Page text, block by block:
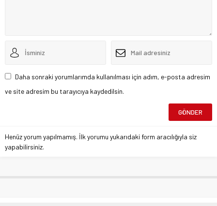
Daha sonraki yorumlarımda kullanılması için adım, e-posta adresim
ve site adresim bu tarayıcıya kaydedilsin.
Henüz yorum yapılmamış. İlk yorumu yukarıdaki form aracılığıyla siz
yapabilirsiniz.